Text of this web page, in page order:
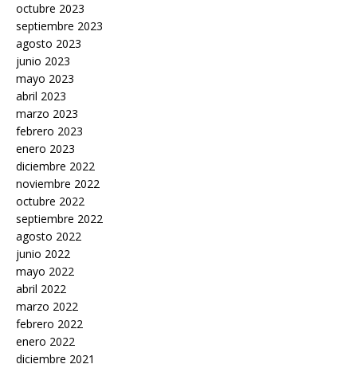
octubre 2023
septiembre 2023
agosto 2023
junio 2023
mayo 2023
abril 2023
marzo 2023
febrero 2023
enero 2023
diciembre 2022
noviembre 2022
octubre 2022
septiembre 2022
agosto 2022
junio 2022
mayo 2022
abril 2022
marzo 2022
febrero 2022
enero 2022
diciembre 2021